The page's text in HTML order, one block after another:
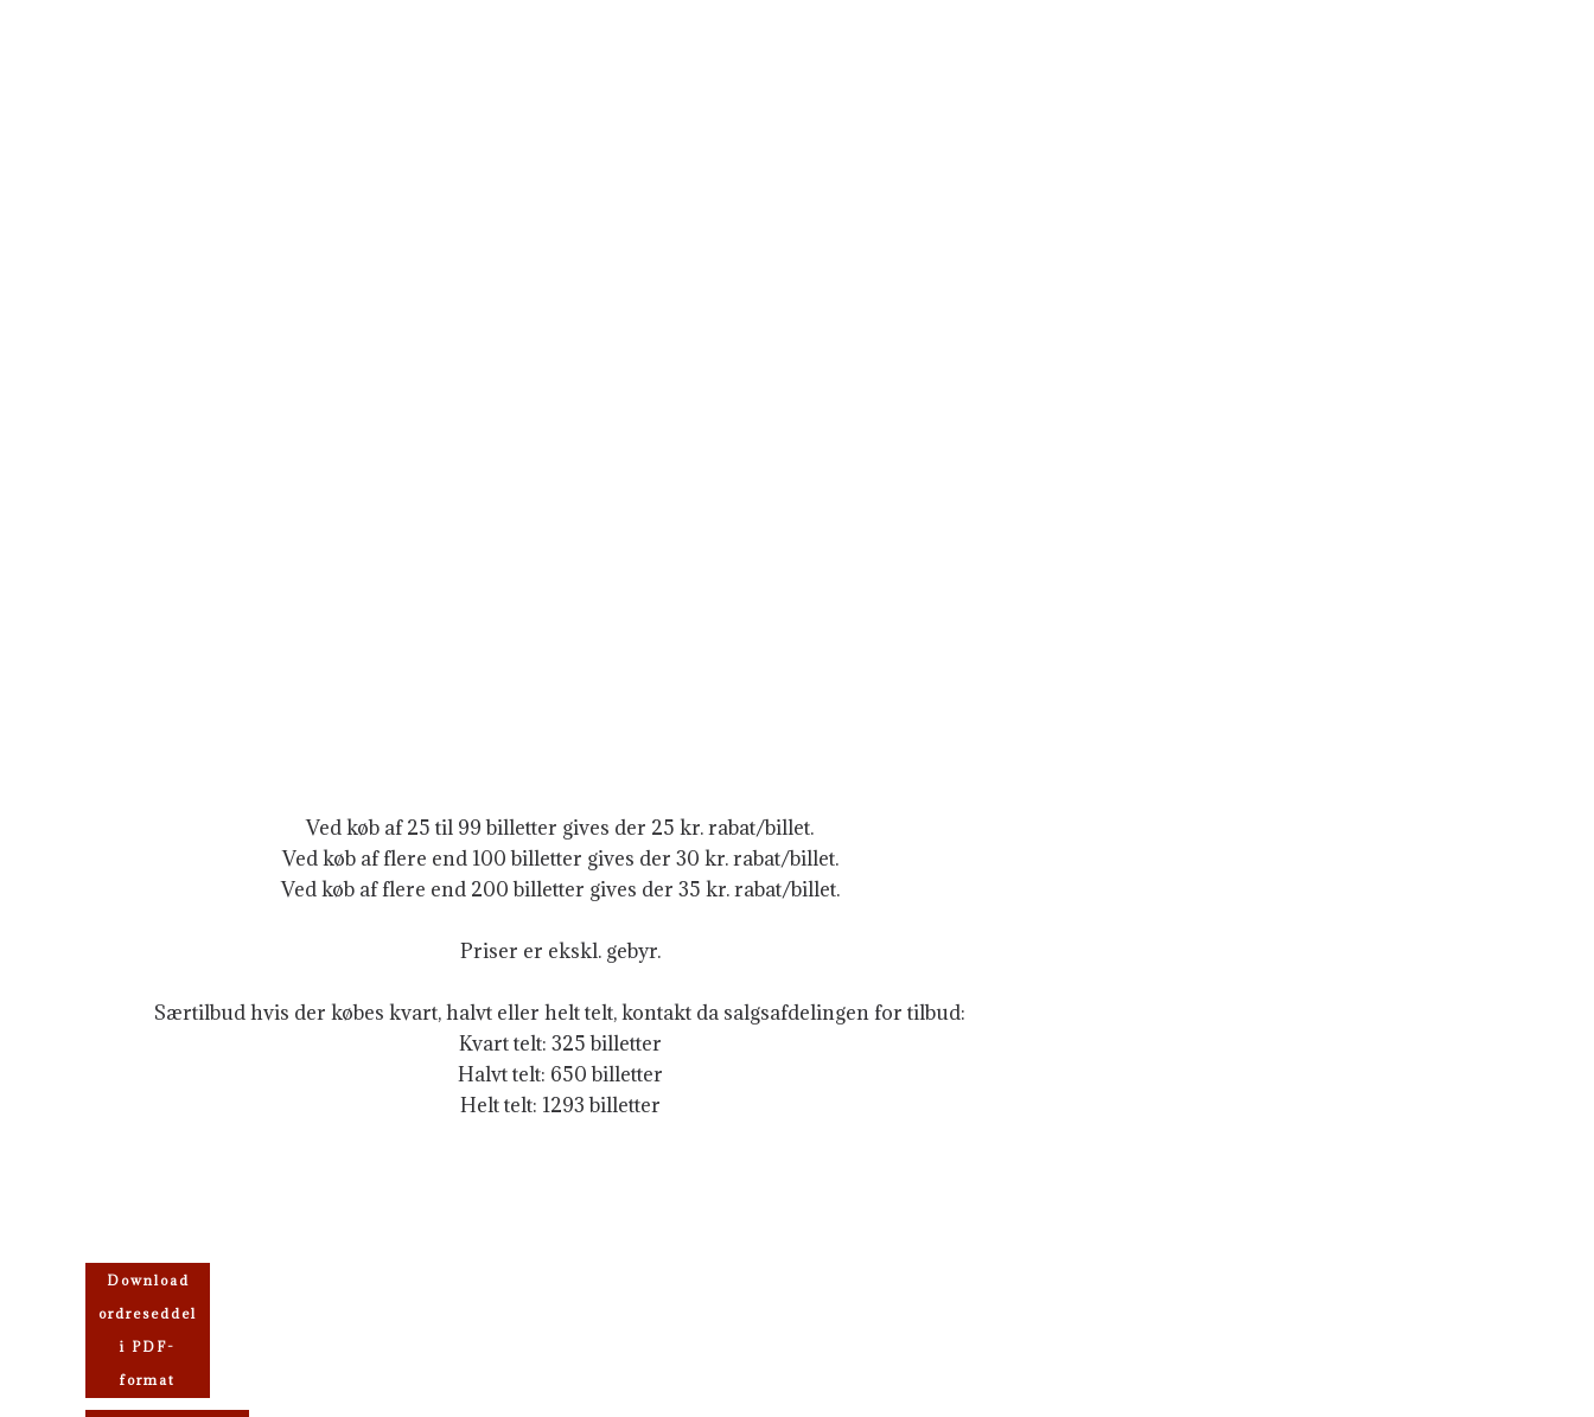
Ved køb af 25 til 99 billetter gives der 25 kr. rabat/billet.
Ved køb af flere end 100 billetter gives der 30 kr. rabat/billet.
Ved køb af flere end 200 billetter gives der 35 kr. rabat/billet.
Priser er ekskl. gebyr.
Særtilbud hvis der købes kvart, halvt eller helt telt, kontakt da salgsafdelingen for tilbud:
Kvart telt: 325 billetter
Halvt telt: 650 billetter
Helt telt: 1293 billetter
Download
ordreseddel
i PDF-
format